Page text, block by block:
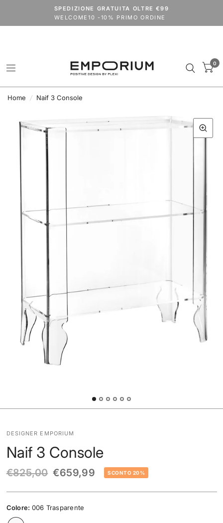
SPEDIZIONE GRATUITA OLTRE €99
WELCOME10 -10% PRIMO ORDINE
Spedizioni dal 24 agosto.
VACANZE2026extra 15% su tutto il catalogo (outlet escluso)
0
Home / Naif 3 Console
DESIGNER EMPORIUM
Naif 3 Console
€825,00 €659,99 SCONTO 20%
Colore: 006 Trasparente